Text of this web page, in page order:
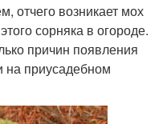
отчего возникает мох
сорняка в огороде.
причин появления
на приусадебном